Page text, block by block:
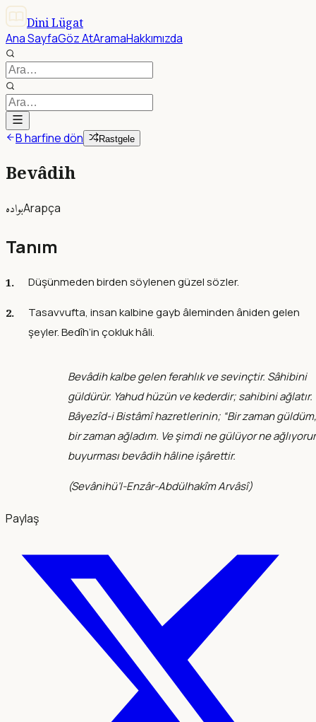
Dini Lügat
Ana SayfaGöz AtAramaHakkımızda
B harfine dön Rastgele
Bevâdih
بوادهArapça
Tanım
Düşünmeden birden söylenen güzel sözler.
Tasavvufta, insan kalbine gayb âleminden âniden gelen
şeyler. Bedîh’in çokluk hâli.
Bevâdih kalbe gelen ferahlık ve sevinçtir. Sâhibini
güldürür. Yahud hüzün ve kederdir; sahibini ağlatır.
Bâyezîd-i Bistâmî hazretlerinin; “Bir zaman güldüm,
bir zaman ağladım. Ve şimdi ne gülüyor ne
buyurması bevâdih hâline işârettir.
(Sevânihü’l-Enzâr-Abdülhakîm Arvâsî)
Paylaş